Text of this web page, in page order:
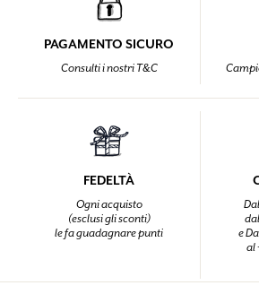
PAGAMENTO SICURO
Consulti i nostri T&C
FEDELTÀ
Ogni acquisto
(esclusi gli sconti)
le fa guadagnare punti
e
al